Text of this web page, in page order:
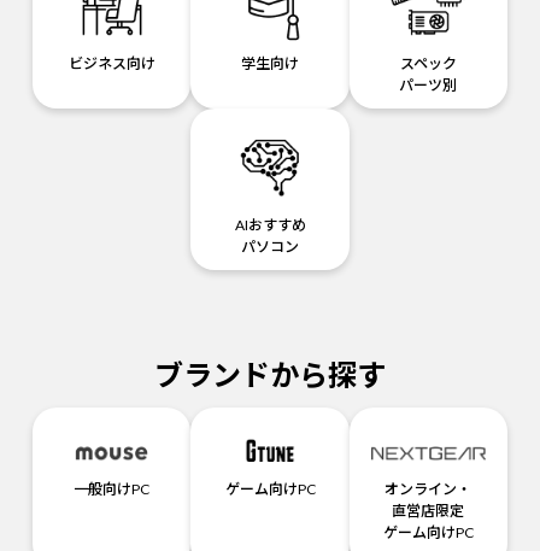
ビジネス向け 学生向け
スペック
パーツ別
AIおすすめ
パソコン
ブランドから探す
一般向けPC ゲーム向けPC
オンライン・
直営店限定
ゲーム向けPC